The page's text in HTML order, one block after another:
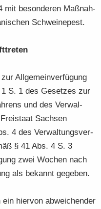
mit be­son­de­ren Maß­nah­
Schwei­ne­pest.
All­ge­mein­ver­fü­gung
S. 1 des Ge­set­zes zur
und des Ver­wal­
Sach­sen
4 des Ver­wal­tungs­ver­
§ 41 Abs. 4 S. 3
zwei Wo­chen nach
als be­kannt ge­ge­ben.
hier­von ab­wei­chen­der